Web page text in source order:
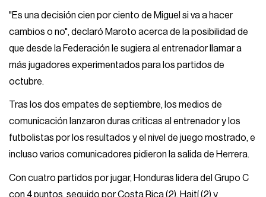
"Es una decisión cien por ciento de Miguel si va a hacer
cambios o no", declaró Maroto acerca de la posibilidad de
que desde la Federación le sugiera al entrenador llamar a
más jugadores experimentados para los partidos de
octubre.
Tras los dos empates de septiembre, los medios de
comunicación lanzaron duras criticas al entrenador y los
futbolistas por los resultados y el nivel de juego mostrado, e
incluso varios comunicadores pidieron la salida de Herrera.
Con cuatro partidos por jugar, Honduras lidera del Grupo C
con 4 puntos, seguido por Costa Rica (2), Haití (2) y